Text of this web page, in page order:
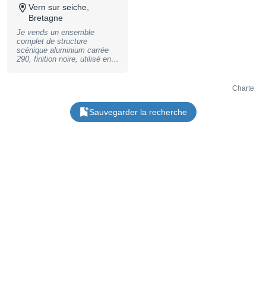
Vern sur seiche,
Bretagne
Je vends un ensemble
complet de structure
scénique aluminium carrée
290, finition noire, utilisé en
lumière/son, événementiel,
salle de spectacle, stand,
école audiovisuelle, DJ ou
Charte
Sauvegarder la recherche